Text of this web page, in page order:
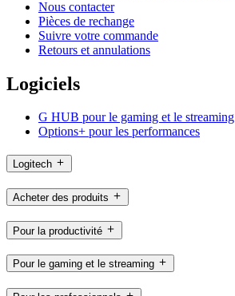
Nous contacter
Pièces de rechange
Suivre votre commande
Retours et annulations
Logiciels
G HUB pour le gaming et le streaming
Options+ pour les performances
Logitech
Acheter des produits
Pour la productivité
Pour le gaming et le streaming